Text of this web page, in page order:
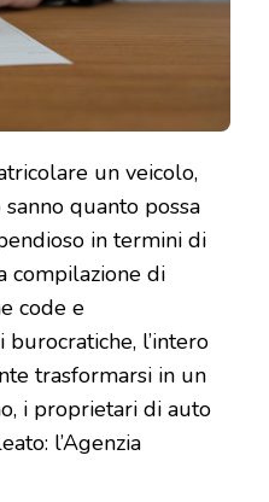
un veicolo,
quanto possa
in termini di
compilazione di
code e
l’intero
trasformarsi in un
i proprietari di auto
l’Agenzia